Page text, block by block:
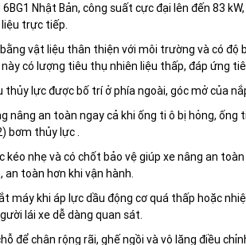
Nhật Bản, công suất cực đại lên đến 83
trực tiếp.
vật liệu thân thiện với môi trường và có
có lượng tiêu thụ nhiên liệu thấp, đáp ứng
thủy lực được bố trí ở phía ngoài, góc mở của
nâng an toàn ngay cả khi ống ti ô bị hỏng,
bơm thủy lực .
kéo nhẹ và có chốt bảo vệ giúp xe nâng an
an toàn hơn khi vận hành.
máy khi áp lực dầu động cơ quá thấp hoặc
lái xe dễ dàng quan sát.
để chân rộng rãi, ghế ngồi và vô lăng điều